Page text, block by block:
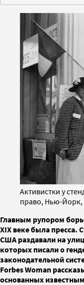
Активистки у
право, Нью-Йорк,
Главным рупором
XIX веке была пресса.
США раздавали на
которых писали о
законодательной
Forbes Woman
основанных